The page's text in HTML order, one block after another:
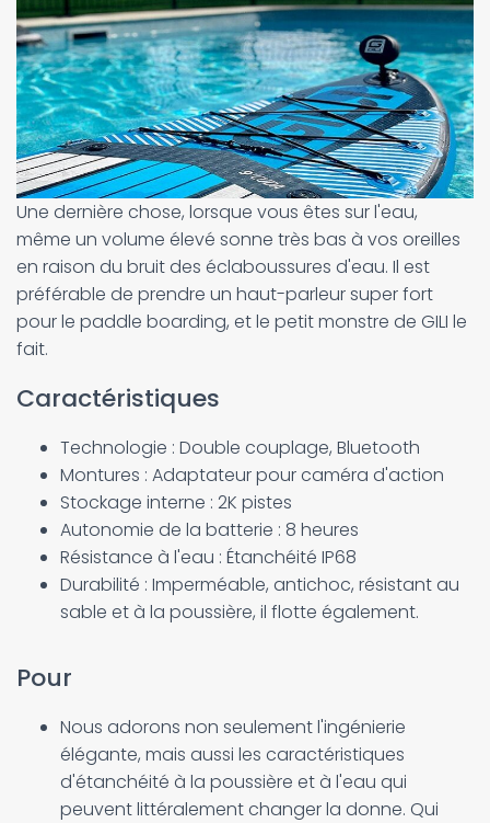
Une dernière chose, lorsque vous êtes sur l'eau,
même un volume élevé sonne très bas à vos oreilles
en raison du bruit des éclaboussures d'eau. Il est
préférable de prendre un haut-parleur super fort
pour le paddle boarding, et le petit monstre de GILI le
fait.
Caractéristiques
Technologie : Double couplage, Bluetooth
Montures : Adaptateur pour caméra d'action
Stockage interne : 2K pistes
Autonomie de la batterie : 8 heures
Résistance à l'eau : Étanchéité IP68
Durabilité : Imperméable, antichoc, résistant au
sable et à la poussière, il flotte également.
Pour
Nous adorons non seulement l'ingénierie
élégante, mais aussi les caractéristiques
d'étanchéité à la poussière et à l'eau qui
peuvent littéralement changer la donne. Qui